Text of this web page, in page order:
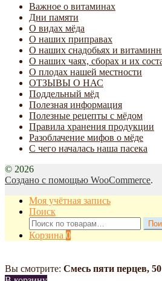
Важное о витаминах
Дни памяти
О видах мёда
О наших приправах
О наших снадобьях и
О наших чаях, сборах и их
О плодах нашей местности
ОТЗЫВЫ О НАС
Поддельный мёд
Полезная информация
Полезные рецепты с мёдом
Правила хранения продукции
Разоблачение мифов о мёде
С чего началась наша пасека
© 2026
Создано с помощью WooCommerce.
Моя учётная запись
Поиск
Искать:
Корзина 0
Вы смотрите: Смесь пяти перцев, 50